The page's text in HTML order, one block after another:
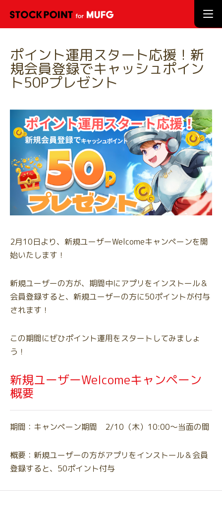
ポイント運用スタート応援！新
規会員登録でキャッシュポイン
ト50Pプレゼント
2月10日より、新規ユーザーWelcomeキャンペーンを開
始いたします！
新規ユーザーの方が、期間中にアプリをインストール＆
会員登録すると、新規ユーザーの方に50ポイントが付与
されます！
この期間にぜひポイント運用をスタートしてみましょ
う！
新規ユーザーWelcomeキャンペーン
概要
期間：キャンペーン期間 2/10（木）10:00〜当面の間
概要：新規ユーザーの方がアプリをインストール＆会員
登録すると、50ポイント付与